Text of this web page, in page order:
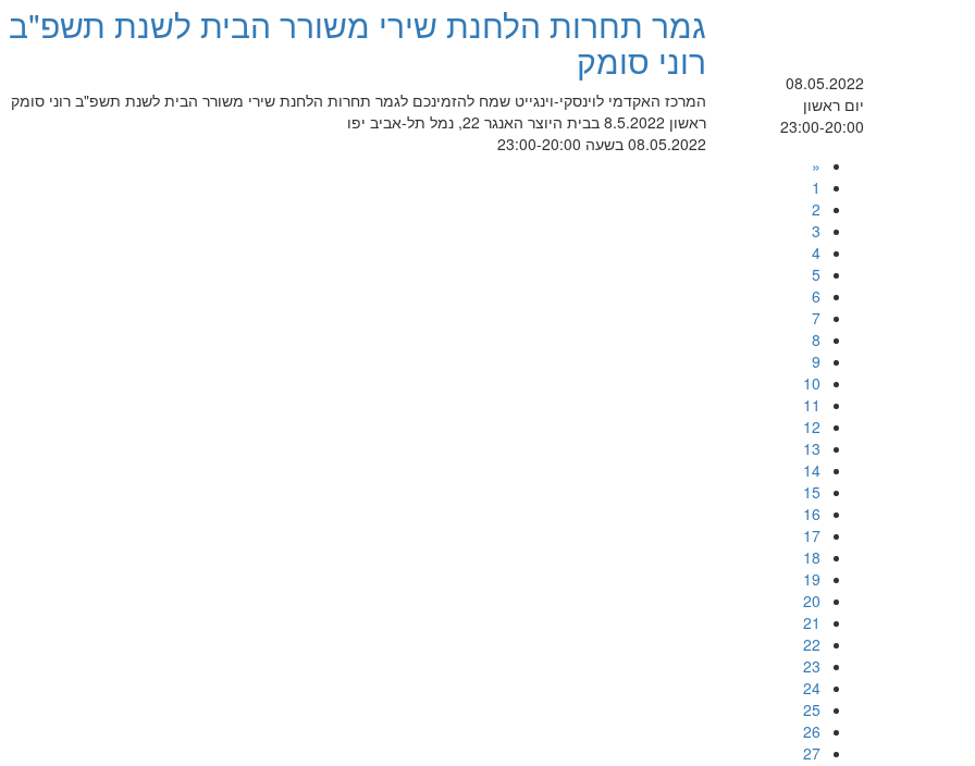
08.05.2022
יום ראשון
23:00-20:00
גמר תחרות הלחנת שירי משורר הבית לשנת
רוני סומק
המרכז האקדמי לוינסקי-וינגייט שמח להזמינכם לגמר תחרות הלחנת שירי משורר הבית לשנת תשפ"ב רוני סומק
ראשון 8.5.2022 בבית היוצר האנגר 22, נמל תל-אביב יפו
08.05.2022 בשעה 23:00-20:00
«
1
2
3
4
5
6
7
8
9
10
11
12
13
14
15
16
17
18
19
20
21
22
23
24
25
26
27